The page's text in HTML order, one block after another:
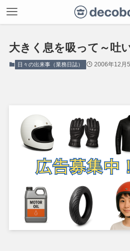
大きく息を吸って～吐
日々の出来事（業務日誌） 2006年12月